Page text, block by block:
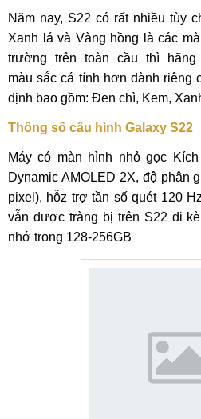
Năm nay, S22 có rất nhiều tùy
Xanh lá và Vàng hồng là các
trường trên toàn cầu thì
màu sắc cá tính hơn dành riêng
định bao gồm: Đen chì, Kem,
Thông số cấu hình Galaxy S22
Máy có màn hình nhỏ gọc
Dynamic AMOLED 2X, độ phân
pixel), hỗz trợ tần số quét 120
vẫn được tràng bị trên S22 đi
nhớ trong 128-256GB